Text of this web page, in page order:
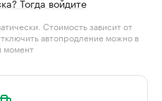
Стоимость зависит от
автопродление можно в
момент